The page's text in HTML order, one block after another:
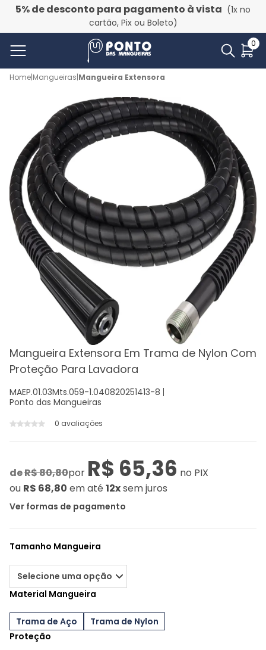
5% de desconto para pagamento à vista (1x no
cartão, Pix ou Boleto)
0
Home|Mangueiras|Mangueira Extensora
Mangueira Extensora Em Trama de Nylon Com
Proteção Para Lavadora
MAEP.01.03Mts.059-1.040820251413-8
Ponto das Mangueiras
0 avaliações
deR$ 80,80por R$ 65,36 no PIX
ou R$ 68,80 em até 12xsem juros
Ver formas de pagamento
Tamanho Mangueira
Material Mangueira
Trama de Aço
Trama de Nylon
Proteção